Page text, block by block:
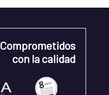
Comprometidos
con la calidad